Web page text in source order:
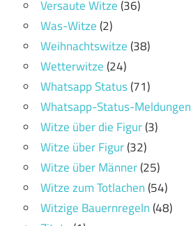
Versaute Witze(36)
Was-Witze(2)
Weihnachtswitze(38)
Wetterwitze(24)
Whatsapp Status(71)
Whatsapp-Status-Meldungen
Witze über die Figur(3)
Witze über Figur(32)
Witze über Männer(25)
Witze zum Totlachen(54)
Witzige Bauernregeln(48)